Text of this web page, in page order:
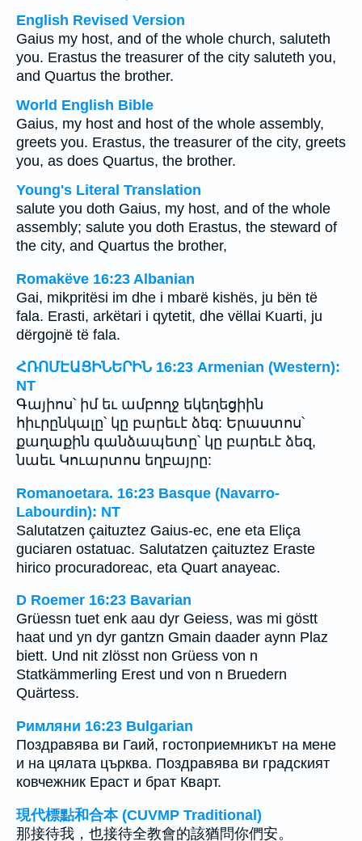
English Revised Version
Gaius my host, and of the whole church, saluteth
you. Erastus the treasurer of the city saluteth you,
and Quartus the brother.
World English Bible
Gaius, my host and host of the whole assembly,
greets you. Erastus, the treasurer of the city, greets
you, as does Quartus, the brother.
Young's Literal Translation
salute you doth Gaius, my host, and of the whole
assembly; salute you doth Erastus, the steward of
the city, and Quartus the brother,
Romakëve 16:23 Albanian
Gai, mikpritësi im dhe i mbarë kishës, ju bën të
fala. Erasti, arkëtari i qytetit, dhe vëllai Kuarti, ju
dërgojnë të fala.
ՀՌՈՄԷԱՑԻՆԵՐԻՆ 16:23 Armenian (Western):
NT
Գայիոս՝ իմ եւ ամբողջ եկեղեցիին
հիւրընկալը՝ կը բարեւէ ձեզ: Երաստոս՝
քաղաքին գանձապետը՝ կը բարեւէ ձեզ,
նաեւ Կուարտոս եղբայրը:
Romanoetara. 16:23 Basque (Navarro-
Labourdin): NT
Salutatzen çaituztez Gaius-ec, ene eta Eliça
guciaren ostatuac. Salutatzen çaituztez Eraste
hirico procuradoreac, eta Quart anayeac.
D Roemer 16:23 Bavarian
Grüessn tuet enk aau dyr Geiess, was mi göstt
haat und yn dyr gantzn Gmain daader aynn Plaz
biett. Und nit zlösst non Grüess von n
Statkämmerling Erest und von n Bruedern
Quärtess.
Римляни 16:23 Bulgarian
Поздравява ви Гаий, гостоприемникът на мене
и на цялата църква. Поздравява ви градският
ковчежник Ераст и брат Кварт.
現代標點和合本 (CUVMP Traditional)
那接待我，也接待全教會的該猶問你們安。